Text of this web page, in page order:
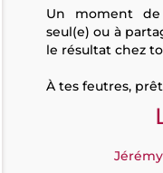
Un moment
seul(e) ou à
le résultat chez
À tes feutres,